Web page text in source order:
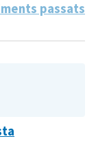
passats